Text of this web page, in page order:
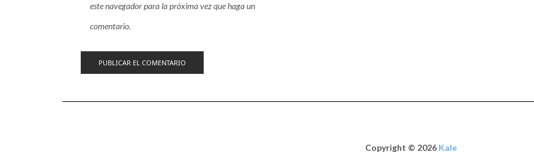
este navegador para la próxima vez que haga un
comentario.
Copyright © 2026 Kale